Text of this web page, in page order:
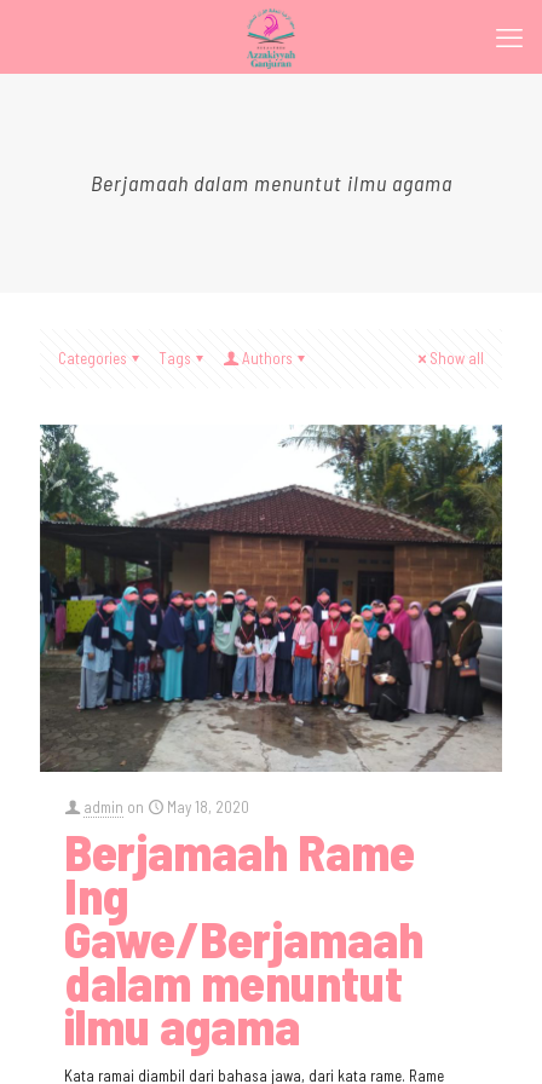
Berjamaah dalam menuntut ilmu agama
Categories Tags Authors Show all
admin on May 18, 2020
Berjamaah Rame
Ing
Gawe/Berjamaah
dalam menuntut
ilmu agama
Kata ramai diambil dari bahasa jawa, dari kata rame. Rame